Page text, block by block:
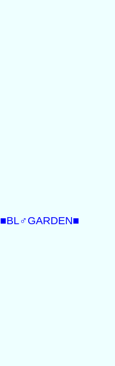
■BL♂GARDEN■